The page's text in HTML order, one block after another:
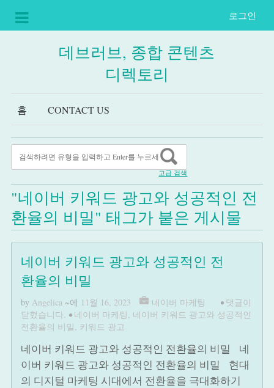
로그인
데브러브, 종합 콘텐츠
디렉토리
홈 CONTACT US
고급 검색
"네이버 키워드 광고와 성공적인 전
환율의 비밀" 태그가 붙은 게시물
네이버 키워드 광고와 성공적인 전
환율의 비밀
by Angelica ~에 11월 16, 2023 네이버 마케팅 • 댓글이
닫혔습니다. • 네이버 마케팅, 네이버 키워드 광고와 성공적인
전환율의 비밀, 키워드 광고
네이버 키워드 광고와 성공적인 전환율의 비밀 네
이버 키워드 광고와 성공적인 전환율의 비밀 현대
의 디지털 마케팅 시대에서 전환율을 극대화하기